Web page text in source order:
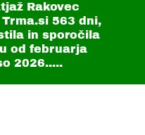
Rakovec
563 dni,
in sporočila
od februarja
2026.....